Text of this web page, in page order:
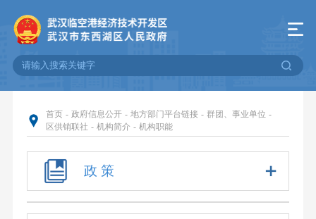
首页 - 政府信息公开 - 地方部门平台链接 - 群团、事业单位 -
区供销联社 - 机构简介 - 机构职能
政 策